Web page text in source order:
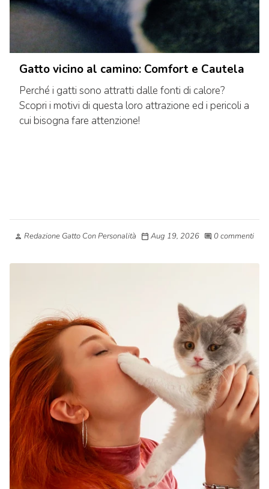
Gatto vicino al camino: Comfort e Cautela
Perché i gatti sono attratti dalle fonti di calore?
Scopri i motivi di questa loro attrazione ed i pericoli a
cui bisogna fare attenzione!
person Redazione Gatto Con Personalità calendar_today Aug 19, 2026 comment 0 commenti